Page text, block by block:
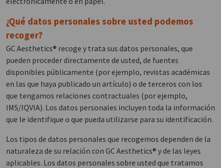
¿Qué datos personales sobre usted podemos
recoger?
GC Aesthetics® recoge y trata sus datos personales, que
pueden proceder directamente de usted, de fuentes
disponibles públicamente (por ejemplo, revistas académicas
en las que haya publicado un artículo) o de terceros con los
que tengamos relaciones contractuales (por ejemplo,
IMS/IQVIA). Los datos personales incluyen toda la información
que le identifique o que pueda utilizarse para su identificación.
Los tipos de datos personales que recogemos dependen de la
naturaleza de su relación con GC Aesthetics® y de las leyes
aplicables. Los datos personales sobre usted que tratamos